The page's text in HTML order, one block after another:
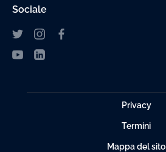
Sociale
Privacy
Termini
Mappa del sito